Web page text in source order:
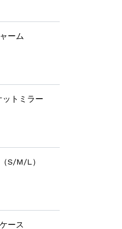
ーム
ットミラー
S/M/L）
ース